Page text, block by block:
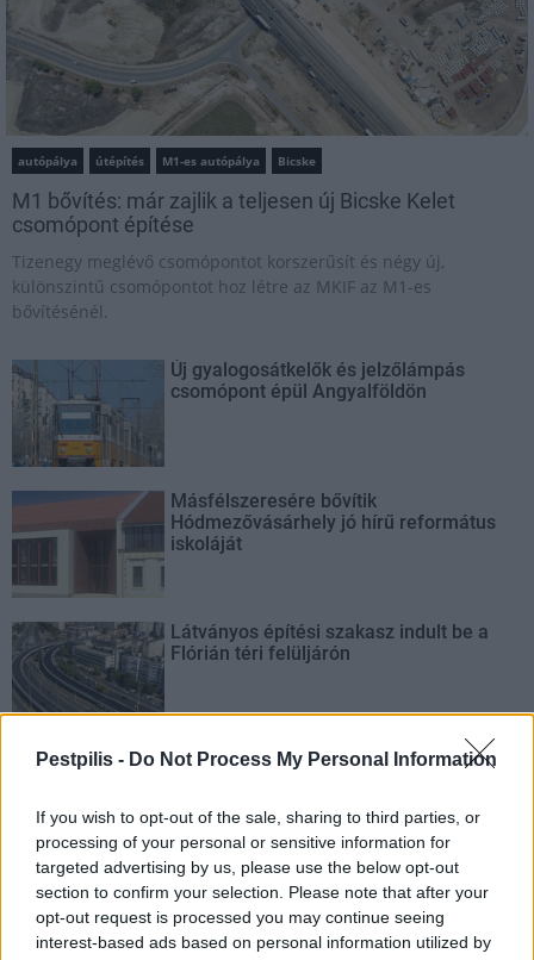
Pestpilis - Do Not Process My Personal Information
If you wish to opt-out of the sale, sharing to third parties, or
processing of your personal or sensitive information for
targeted advertising by us, please use the below opt-out
section to confirm your selection. Please note that after your
opt-out request is processed you may continue seeing
interest-based ads based on personal information utilized by
autópálya útépítés M1-es autópálya Bicske
M1 bővítés: már zajlik a teljesen új Bicske Kelet
csomópont építése
Tizenegy meglévő csomópontot korszerűsít és négy új,
különszintű csomópontot hoz létre az MKIF az M1-es
bővítésénél.
Új gyalogosátkelők és jelzőlámpás
csomópont épül Angyalföldön
Másfélszeresére bővítik
Hódmezővásárhely jó hírű református
iskoláját
Látványos építési szakasz indult be a
Flórián téri felüljárón
Paks II.: Mit jelent az 5. blokk új
árnyékában?
AJÁNLJUK MÉG